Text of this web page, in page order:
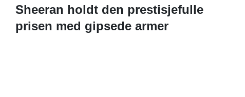
Sheeran holdt den prestisjefulle
prisen med gipsede armer